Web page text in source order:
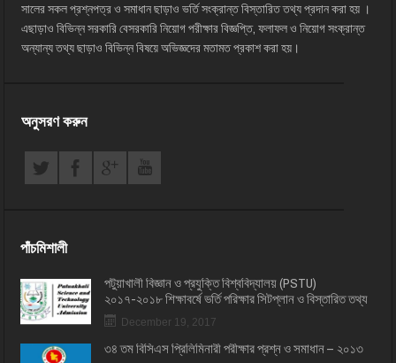
সালের সকল প্রশ্নপত্র ও সমাধান ছাড়াও ভর্তি সংক্রান্ত বিস্তারিত তথ্য প্রদান করা হয় ।
এছাড়াও বিভিন্ন সরকারি বেসরকারি নিয়োগ পরীক্ষার বিজ্ঞপ্তি, ফলাফল ও নিয়োগ সংক্রান্ত
অন্যান্য তথ্য ছাড়াও বিভিন্ন বিষয়ে অভিজ্ঞদের মতামত প্রকাশ করা হয়।
অনুসরণ করুন
পাঁচমিশালী
পটুয়াখালী বিজ্ঞান ও প্রযুক্তি বিশ্ববিদ্যালয় (PSTU)
২০১৭-২০১৮ শিক্ষাবর্ষে ভর্তি পরিক্ষার সিটপ্লান ও বিস্তারিত তথ্য
December 19, 2017
৩৪ তম বিসিএস প্রি‌লি‌মিনারী পরীক্ষার প্রশ্ন ও সমাধান – ২০১৩